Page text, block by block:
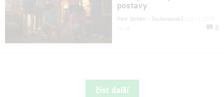
postavy
Petr Schön - (schonecek)
2
číst další